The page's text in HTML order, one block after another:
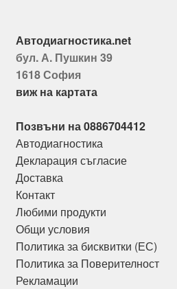
Автодиагностика.net
бул. А. Пушкин 39
1618 София
виж на картата
Позвъни на 0886704412
Автодиагностика
Декларация съгласие
Доставка
Контакт
Любими продукти
Общи условия
Политика за бисквитки (ЕС)
Политика за Поверителност
Рекламации